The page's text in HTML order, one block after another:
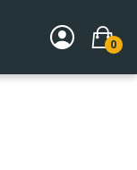
0
Szyby